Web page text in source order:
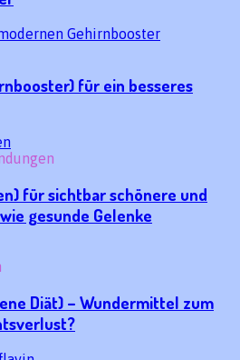
für ein besseres
für sichtbar schönere und
gesunde Gelenke
Diät) – Wundermittel zum